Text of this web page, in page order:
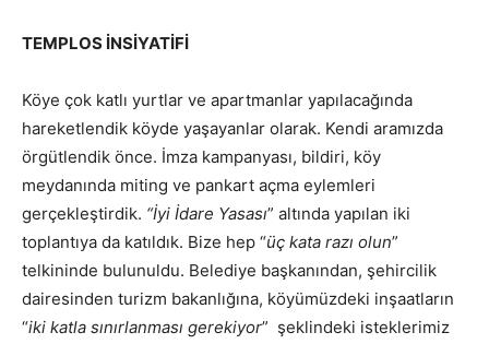
TEMPLOS İNSİYATİFİ
Köye çok katlı yurtlar ve apartmanlar yapılacağında
hareketlendik köyde yaşayanlar olarak. Kendi aramızda
örgütlendik önce. İmza kampanyası, bildiri, köy
meydanında miting ve pankart açma eylemleri
gerçekleştirdik. “İyi İdare Yasası” altında yapılan iki
toplantıya da katıldık. Bize hep “üç kata razı olun”
telkininde bulunuldu. Belediye başkanından, şehircilik
dairesinden turizm bakanlığına, köyümüzdeki inşaatların
“iki katla sınırlanması gerekiyor” şeklindeki isteklerimiz